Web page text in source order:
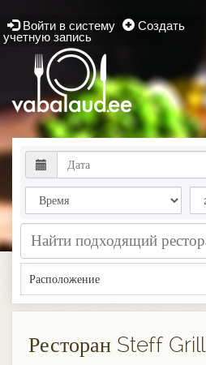
Войти в систему
Создать
учетную запись
Расположение
Ресторан Steff Grill